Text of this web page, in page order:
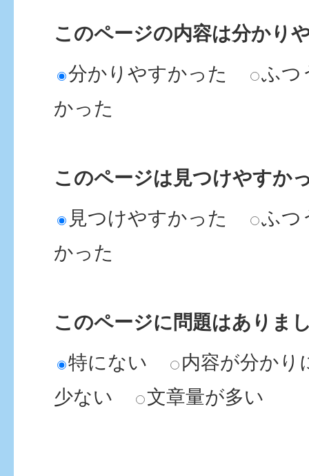
このページの内容は分かり
分かりやすかった
ふつ
かった
このページは見つけやすか
見つけやすかった
ふつ
かった
このページに問題はありま
特にない
内容が分かり
少ない
文章量が多い